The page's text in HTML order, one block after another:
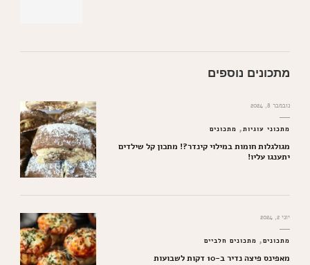
מתכונים נוספים
נובמבר 8, 2024
מתכוני עוגיות מתכונים
מגולגלות חומות במילוי קינדר?! מתכון קל שילדים
יתענגו עליו!
יוני 2, 2024
מתכונים מתכונים חלביים
מאפינס פיצה נדיר ב-10 דקות לשבועות